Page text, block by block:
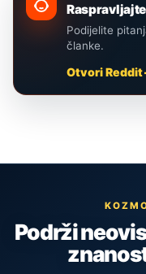
Podijelite
članke.
Otvori Reddit
Podrži